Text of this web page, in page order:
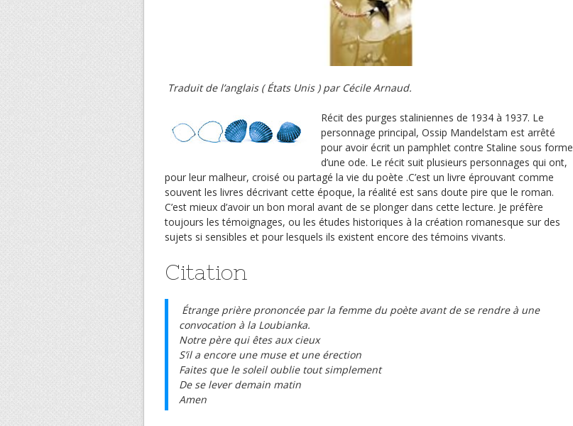
Traduit de l’anglais ( États Unis ) par Cécile Arnaud.
Récit des purges staliniennes de 1934 à 1937. Le
personnage principal, Ossip Mandelstam est arrêté
pour avoir écrit un pamphlet contre Staline sous forme
d’une ode. Le récit suit plusieurs personnages qui ont,
pour leur malheur, croisé ou partagé la vie du poète .C’est un livre éprouvant comme
souvent les livres décrivant cette époque, la réalité est sans doute pire que le roman.
C’est mieux d’avoir un bon moral avant de se plonger dans cette lecture. Je préfère
toujours les témoignages, ou les études historiques à la création romanesque sur des
sujets si sensibles et pour lesquels ils existent encore des témoins vivants.
Citation
Étrange prière prononcée par la femme du poète avant de se rendre à une
convocation à la Loubianka.
Notre père qui êtes aux cieux
S’il a encore une muse et une érection
Faites que le soleil oublie tout simplement
De se lever demain matin
Amen